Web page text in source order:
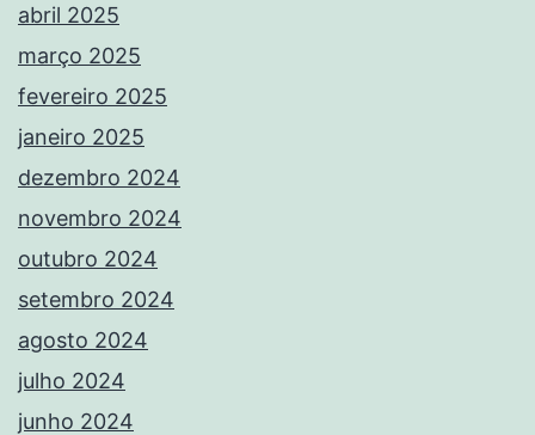
abril 2025
março 2025
fevereiro 2025
janeiro 2025
dezembro 2024
novembro 2024
outubro 2024
setembro 2024
agosto 2024
julho 2024
junho 2024